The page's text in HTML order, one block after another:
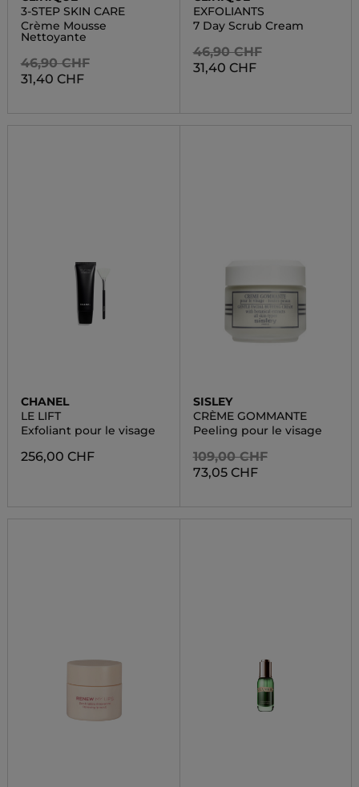
3-STEP SKIN CARE
Crème Mousse
Nettoyante
46,90 CHF
31,40 CHF
EXFOLIANTS
7 Day Scrub Cream
46,90 CHF
31,40 CHF
CHANEL
LE LIFT
Exfoliant pour le visage
256,00 CHF
SISLEY
CRÈME GOMMANTE
Peeling pour le visage
109,00 CHF
73,05 CHF